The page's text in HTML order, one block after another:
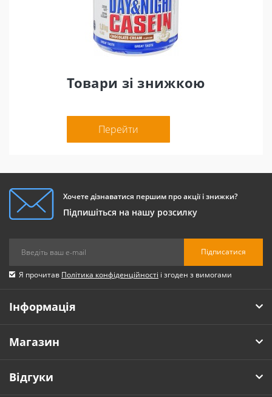
Товари зі знижкою
Перейти
Хочете дізнаватися першим про акції і знижки?
Підпишіться на нашу розсилку
Підписатися
Я прочитав Політика конфіденційності і згоден з вимогами
Інформація
Магазин
Відгуки